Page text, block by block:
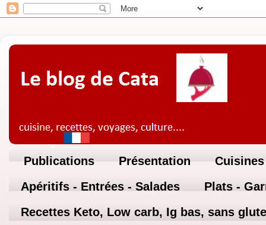
Publications Présentation
Apéritifs - Entrées - Salades
Plats -
Recettes Keto, Low carb, Ig bas, sans